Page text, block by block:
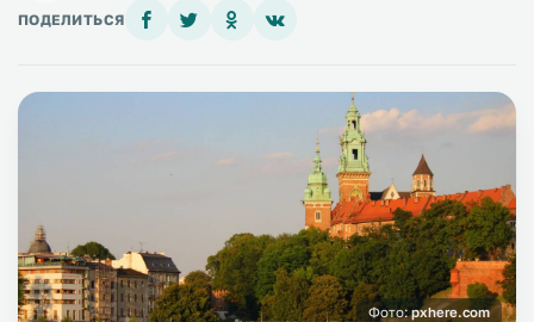
ПОДЕЛИТЬСЯ
Фото:pxhere.com